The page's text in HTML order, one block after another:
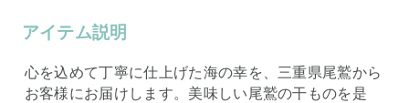
アイテム説明
心を込めて丁寧に仕上げた海の幸を、三重県尾鷲から
お客様にお届けします。美味しい尾鷲の干ものを是